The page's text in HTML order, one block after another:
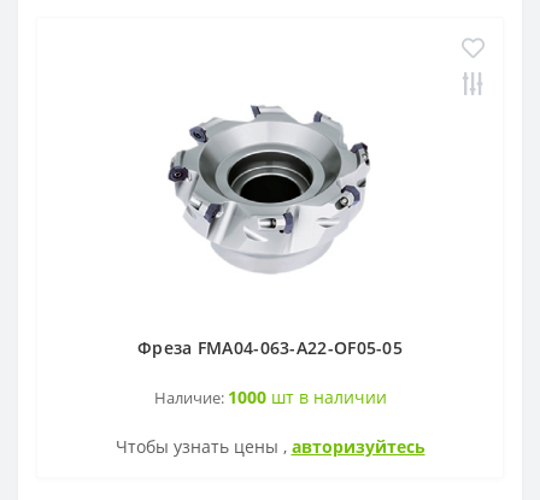
Фреза FMA04-063-A22-OF05-05
Наличие: 1000шт в наличии
Чтобы узнать цены , авторизуйтесь